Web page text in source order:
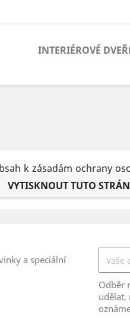
INTERIÉROVÉ
k zásadám ochrany
a speciální
Odběr
udělat,